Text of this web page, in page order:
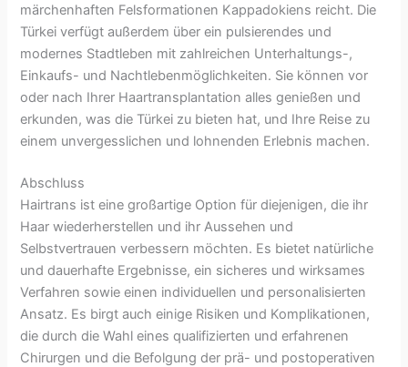
märchenhaften Felsformationen Kappadokiens reicht. Die
Türkei verfügt außerdem über ein pulsierendes und
modernes Stadtleben mit zahlreichen Unterhaltungs-,
Einkaufs- und Nachtlebenmöglichkeiten. Sie können vor
oder nach Ihrer Haartransplantation alles genießen und
erkunden, was die Türkei zu bieten hat, und Ihre Reise zu
einem unvergesslichen und lohnenden Erlebnis machen.
Abschluss
Hairtrans ist eine großartige Option für diejenigen, die ihr
Haar wiederherstellen und ihr Aussehen und
Selbstvertrauen verbessern möchten. Es bietet natürliche
und dauerhafte Ergebnisse, ein sicheres und wirksames
Verfahren sowie einen individuellen und personalisierten
Ansatz. Es birgt auch einige Risiken und Komplikationen,
die durch die Wahl eines qualifizierten und erfahrenen
Chirurgen und die Befolgung der prä- und postoperativen